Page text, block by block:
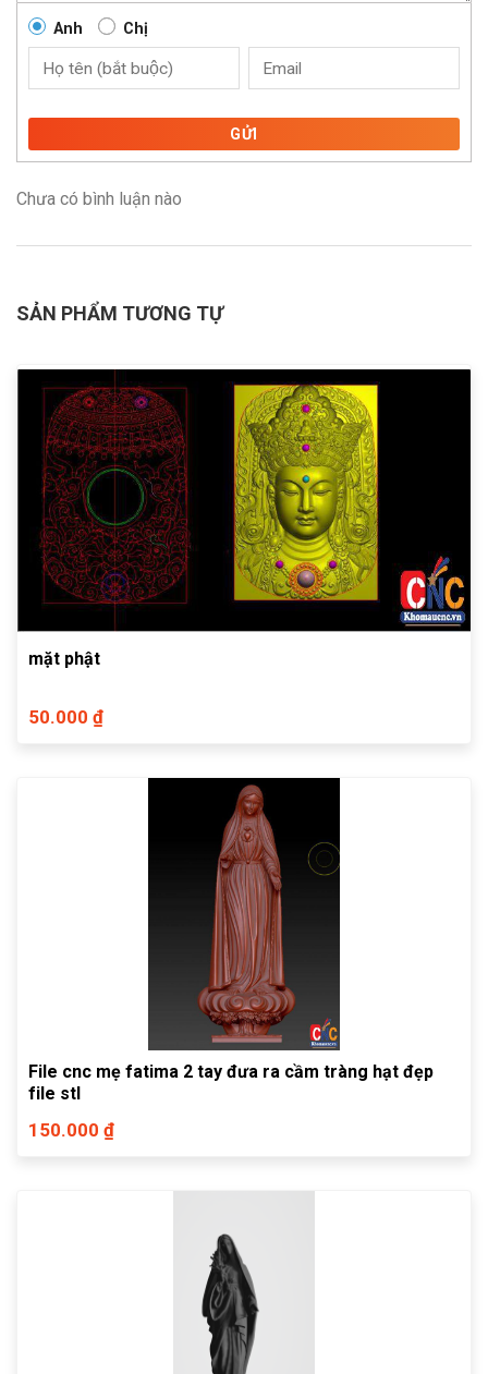
Anh Chị
GỬI
Chưa có bình luận nào
SẢN PHẨM TƯƠNG TỰ
mặt phật
50.000 ₫
File cnc mẹ fatima 2 tay đưa ra cầm tràng hạt đẹp
file stl
150.000 ₫